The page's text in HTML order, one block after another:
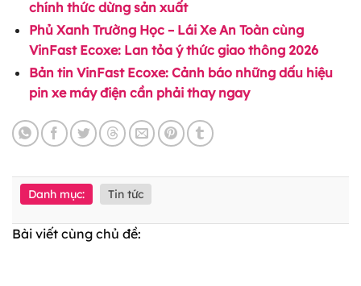
chính thức dừng sản xuất
Phủ Xanh Trường Học – Lái Xe An Toàn cùng
VinFast Ecoxe: Lan tỏa ý thức giao thông 2026
Bản tin VinFast Ecoxe: Cảnh báo những dấu hiệu
pin xe máy điện cần phải thay ngay
Danh mục: Tin tức
Bài viết cùng chủ đề: